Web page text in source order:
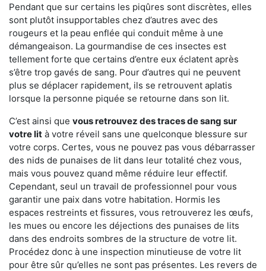
Pendant que sur certains les piqûres sont discrètes, elles
sont plutôt insupportables chez d’autres avec des
rougeurs et la peau enflée qui conduit même à une
démangeaison. La gourmandise de ces insectes est
tellement forte que certains d’entre eux éclatent après
s’être trop gavés de sang. Pour d’autres qui ne peuvent
plus se déplacer rapidement, ils se retrouvent aplatis
lorsque la personne piquée se retourne dans son lit.
C’est ainsi que vous retrouvez des traces de sang sur
votre lit à votre réveil sans une quelconque blessure sur
votre corps. Certes, vous ne pouvez pas vous débarrasser
des nids de punaises de lit dans leur totalité chez vous,
mais vous pouvez quand même réduire leur effectif.
Cependant, seul un travail de professionnel pour vous
garantir une paix dans votre habitation. Hormis les
espaces restreints et fissures, vous retrouverez les œufs,
les mues ou encore les déjections des punaises de lits
dans des endroits sombres de la structure de votre lit.
Procédez donc à une inspection minutieuse de votre lit
pour être sûr qu’elles ne sont pas présentes. Les revers de